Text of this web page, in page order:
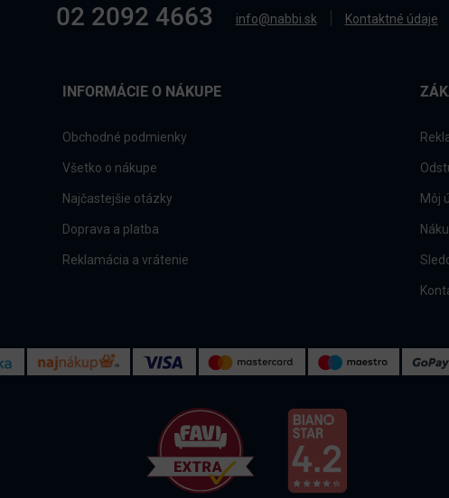
02 2092 4663 info@nabbi.sk Kontaktné údaje
INFORMÁCIE O NÁKUPE
Obchodné podmienky
Všetko o nákupe
Najčastejšie otázky
Doprava a platba
Reklamácia a vrátenie
Môj